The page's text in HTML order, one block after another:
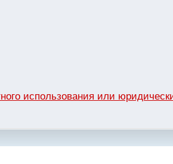
использования или